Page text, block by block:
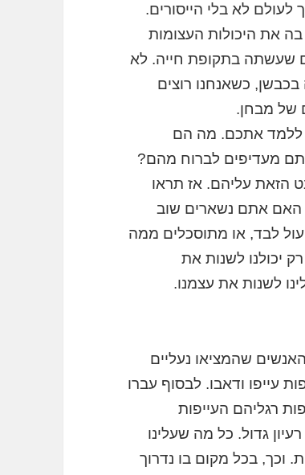
לא בלי הייסורים.
בה את היכולות העצומות
שעשתה בתקופת חייה. לא
כשאנחנו רוצים
של מבחן.
ללמד אתכם. מה הם
מעדיפים לברוח מהם?
הזאת עליהם. אז תראו
האם אתם נשארים שוב
לבד, או מתוסכלים ממה
יכולנו לשנות את
לשנות את עצמנו.
שהמציאו נעליים
עייפו ודאבו. לבסוף עברו
רגליהם העייפות
גדול. כל מה שעלינו
וכך, בכל מקום בו נדרוך